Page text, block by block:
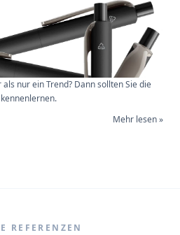
nur ein Trend? Dann sollten Sie die
Mehr lesen »
REFERENZEN